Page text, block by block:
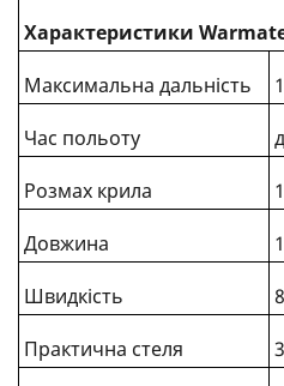
Характеристики
Максимальна дальність
Час польоту
Розмах крила
Довжина
Швидкість
Практична стеля